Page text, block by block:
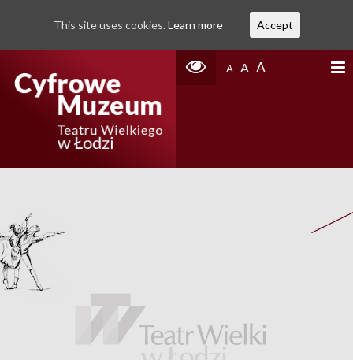
A A A
This site uses cookies. Learn more Accept